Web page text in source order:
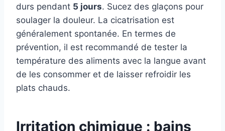
durs pendant 5 jours. Sucez des glaçons pour
soulager la douleur. La cicatrisation est
généralement spontanée. En termes de
prévention, il est recommandé de tester la
température des aliments avec la langue avant
de les consommer et de laisser refroidir les
plats chauds.
Irritation chimique : bains